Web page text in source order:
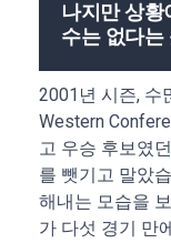
나지만 상황
수는 없다는
2001년 시즌, 수
Western
고 우승 후보였
를 뺏기고 말았
해내는 모습을
가 다섯 경기 만